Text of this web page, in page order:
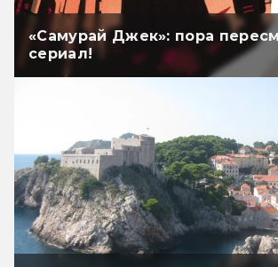
«Самурай Джек»: пора
сериал!